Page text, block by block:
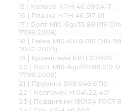
15 | Колесо КРН 46.090А-Т
16 | Планка КРН 46.517-01
17 | Болт М10-6gх35.88.019
7798:2008)
18 | Гайка М10-6H.8.019 DIN
7042:2009)
19 | Кронштейн КРН 07.020
20 | Болт М16-6gх170.88.019
7798:2008)
21 | Пружина 509.046.6710
22 | Колпачок Н 041.22.401
23 | Подшипник 180104 ГОСТ